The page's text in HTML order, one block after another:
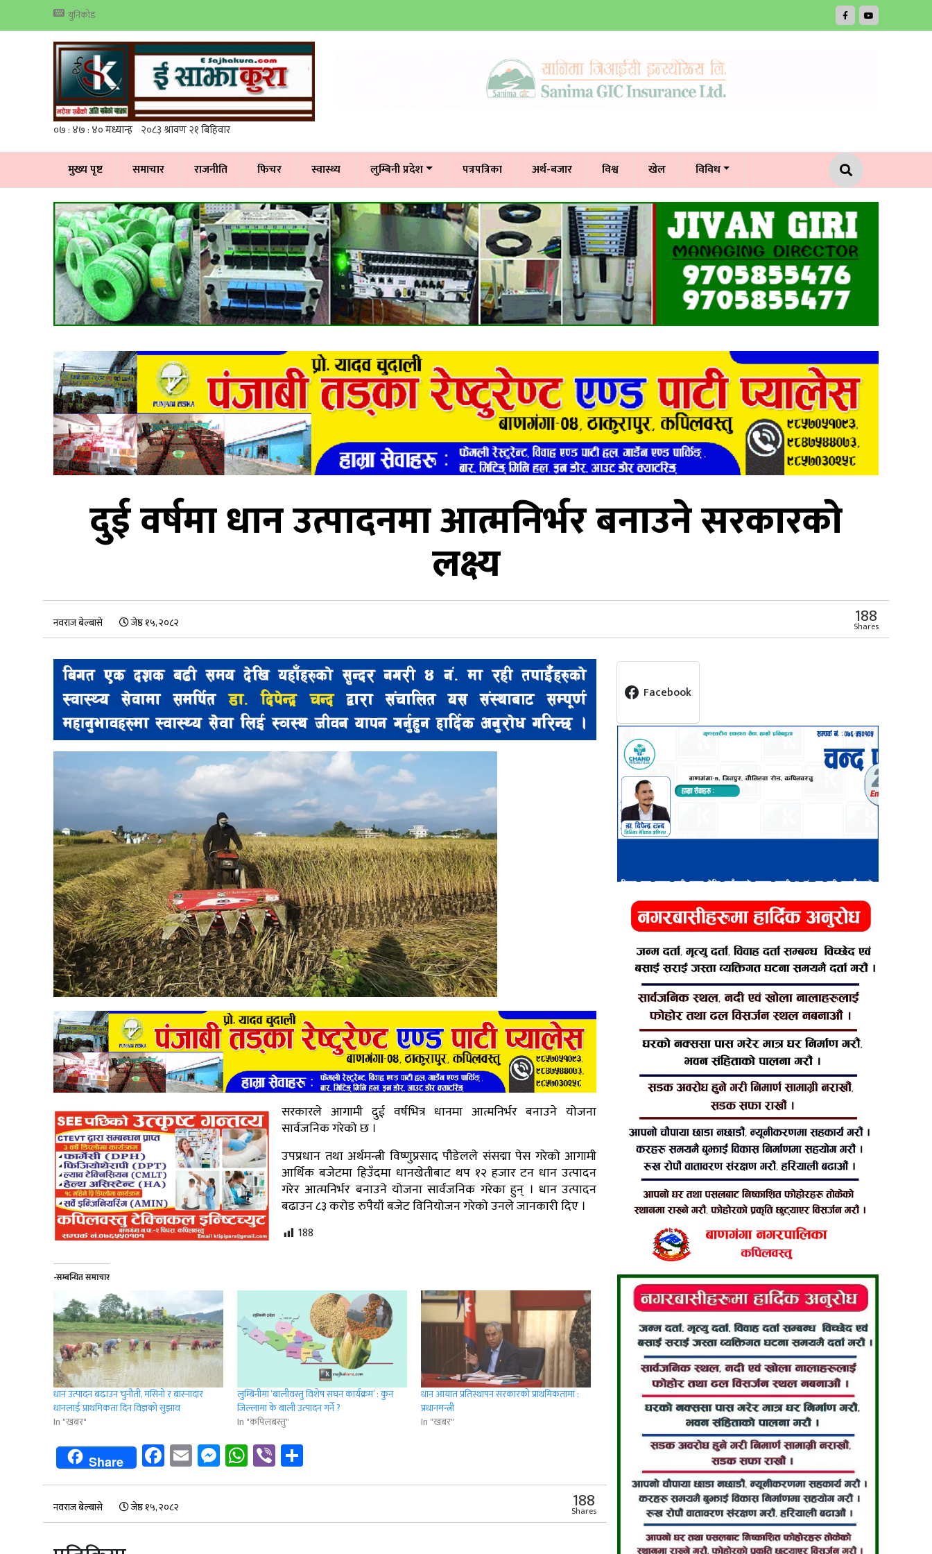
युनिकोड
मुख्य पृष्ट समाचार राजनीति फिचर स्वास्थ्य लुम्बिनी प्रदेश पत्रपत्रिका अर्थ-बजार विश्व खेल विविध
दुई वर्षमा धान उत्पादनमा आत्मनिर्भर बनाउने सरकारको
लक्ष्य
नवराज बेल्बासे जेष्ठ १५, २०८२ 188
Shares
सरकारले आगामी दुई वर्षभित्र धानमा आत्मनिर्भर बनाउने योजना
सार्वजनिक गरेको छ ।
उपप्रधान तथा अर्थमन्त्री विष्णुप्रसाद पौडेलले संसद्मा पेस गरेको आगामी
आर्थिक बजेटमा हिउँदमा धानखेतीबाट थप १२ हजार टन धान उत्पादन
गरेर आत्मनिर्भर बनाउने योजना सार्वजनिक गरेका हुन् । धान उत्पादन
बढाउन ८३ करोड रुपैयाँ बजेट विनियोजन गरेको उनले जानकारी दिए ।
188
-सम्बन्धित समाचार
धान उत्पादन बढाउन चुनौती, मसिनो र बास्नादार
धानलाई प्राथमिकता दिन विज्ञको सुझाव
In "खबर"
लुम्बिनीमा ‘बालीवस्तु विशेष सघन कार्यक्रम’ : कुन
जिल्लामा के बाली उत्पादन गर्ने ?
In "कपिलबस्तु"
धान आयात प्रतिस्थापन सरकारको प्राथमिकतामा :
प्रधानमन्त्री
In "खबर"
Share Facebook
EmailMessenger
WhatsApp
Viber
नवराज बेल्बासे जेष्ठ १५, २०८२ 188
Shares
Facebook